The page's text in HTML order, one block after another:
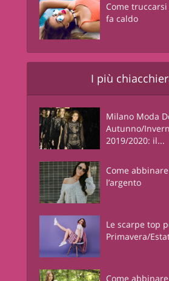
Come
fa caldo
I più
Milano Moda
Autunno/
2019/2020: il...
Come
l’argento
Le scarpe top
Primavera/
Come